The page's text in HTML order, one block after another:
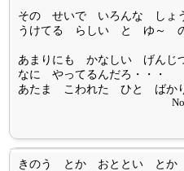
その せいで いろんな しょ
うけてる らしい と ゆ～
あまりにも かなしい げんじ
なに やってるんだろ・・・
あたま こわれた ひと ばか
きのう とか おととい とか